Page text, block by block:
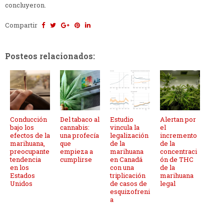
concluyeron.
Compartir
Posteos relacionados:
Conducción
bajo los
efectos de la
marihuana,
preocupante
tendencia
en los
Estados
Unidos
Del tabaco al
cannabis:
una profecía
que
empieza a
cumplirse
Estudio
vincula la
legalización
de la
marihuana
en Canadá
con una
triplicación
de casos de
esquizofreni
a
Alertan por
el
incremento
de la
concentraci
ón de THC
de la
marihuana
legal